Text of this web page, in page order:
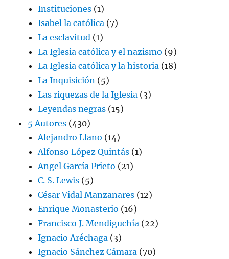
Instituciones (1)
Isabel la católica (7)
La esclavitud (1)
La Iglesia católica y el nazismo (9)
La Iglesia católica y la historia (18)
La Inquisición (5)
Las riquezas de la Iglesia (3)
Leyendas negras (15)
5 Autores (430)
Alejandro Llano (14)
Alfonso López Quintás (1)
Angel García Prieto (21)
C. S. Lewis (5)
César Vidal Manzanares (12)
Enrique Monasterio (16)
Francisco J. Mendiguchía (22)
Ignacio Aréchaga (3)
Ignacio Sánchez Cámara (70)